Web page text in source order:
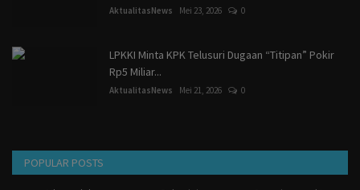
AktualitasNews Mei 23, 2026 0
LPKKI Minta KPK Telusuri Dugaan “Titipan” Pokir
Rp5 Miliar...
AktualitasNews Mei 21, 2026 0
POPULAR POSTS